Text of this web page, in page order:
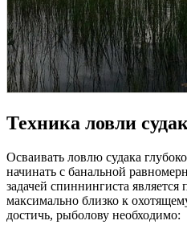
Техника ловли
Осваивать ловлю судака
начинать с банальной
задачей спиннингиста
максимально близко к
достичь, рыболову необходимо: